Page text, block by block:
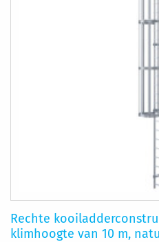
Rechte
klimhoogte van 10 m,